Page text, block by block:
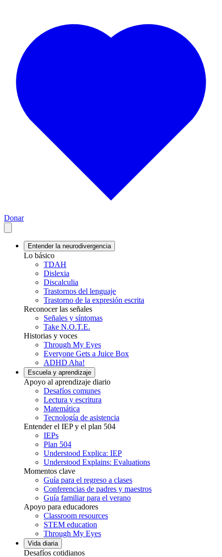
Donar
Entender la neurodivergencia
Lo básico
TDAH
Dislexia
Discalculia
Trastornos del lenguaje
Trastorno de la expresión escrita
Reconocer las señales
Señales y síntomas
Take N.O.T.E.
Historias y voces
Through My Eyes
Everyone Gets a Juice Box
ADHD Aha!
Escuela y aprendizaje
Apoyo al aprendizaje diario
Desafíos comunes
Lectura y escritura
Matemática
Tecnología de asistencia
Entender el IEP y el plan 504
IEPs
Plan 504
Understood Explica: IEP
Understood Explains: Evaluations
Momentos clave
Guía para el regreso a clases
Conferencias de padres y maestros
Guía familiar para el verano
Apoyo para educadores
Classroom resources
STEM education
Through My Eyes
Vida diaria
Desafíos cotidianos